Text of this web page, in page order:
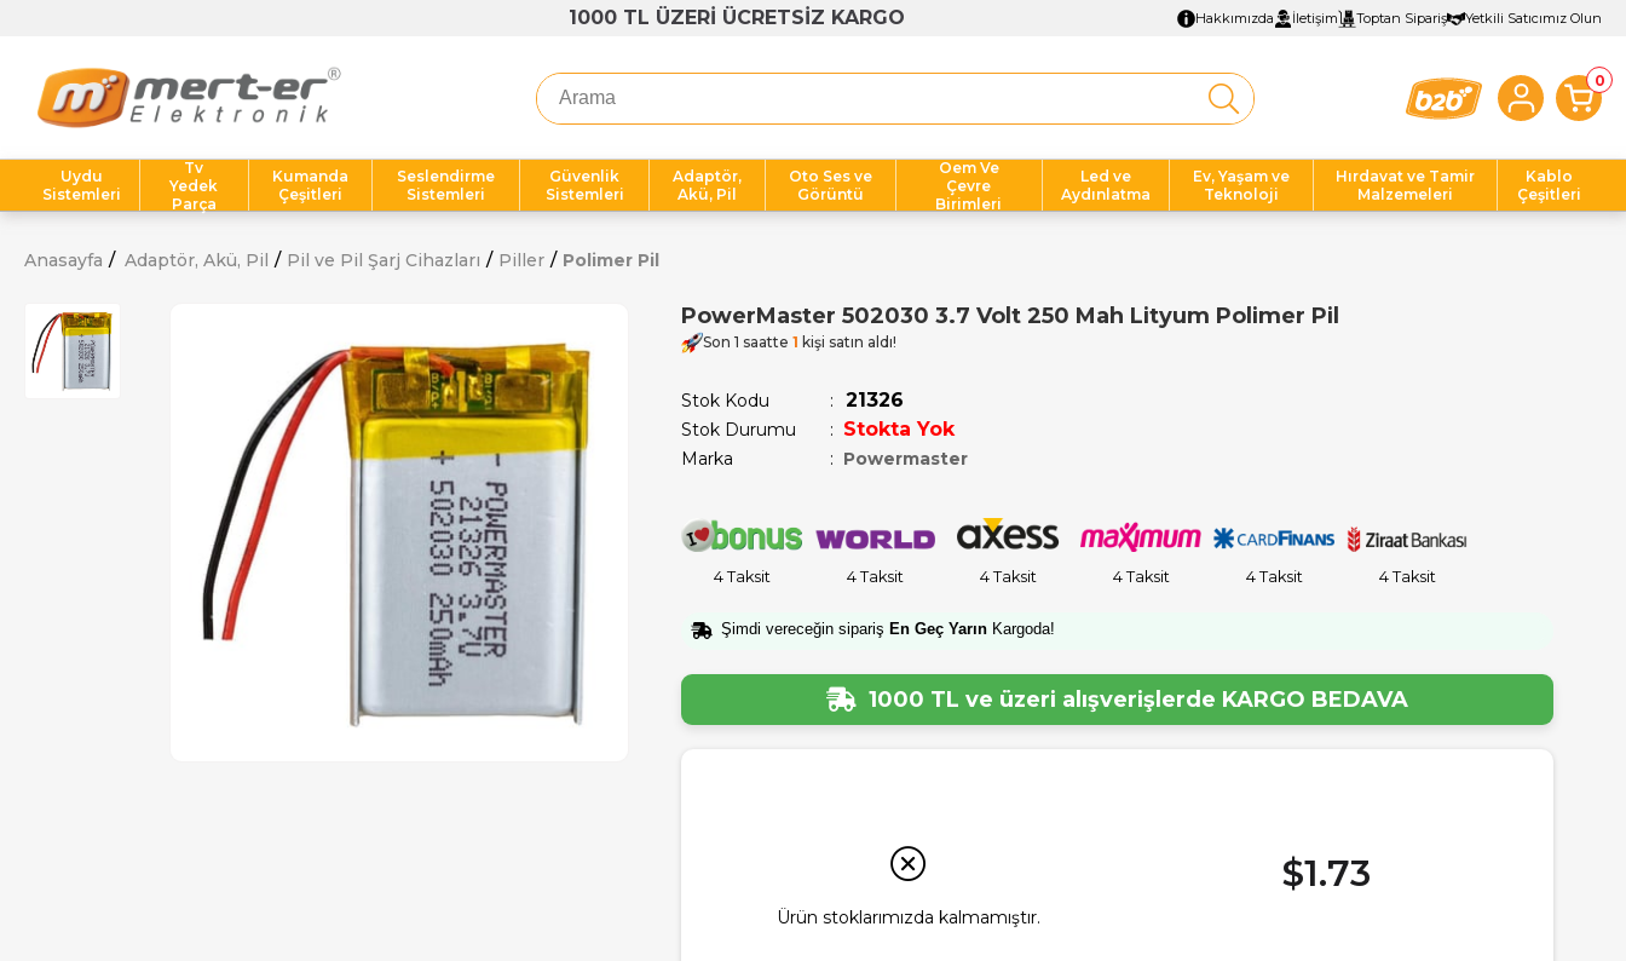
1000 TL ÜZERİ ÜCRETSİZ KARGO Hakkımızda İletişim Toptan Sipariş Yetkili Satıcımız Olun
0
Uydu
Sistemleri
Tv
Yedek
Parça
Kumanda
Çeşitleri
Seslendirme
Sistemleri
Güvenlik
Sistemleri
Adaptör,
Akü, Pil
Oto Ses ve
Görüntü
Oem Ve
Çevre
Birimleri
Led ve
Aydınlatma
Ev, Yaşam ve
Teknoloji
Hırdavat ve Tamir
Malzemeleri
Kablo
Çeşitleri
Anasayfa Adaptör, Akü, Pil Pil ve Pil Şarj Cihazları Piller Polimer Pil
PowerMaster 502030 3.7 Volt 250 Mah Lityum Polimer Pil
Son 1 saatte 1 kişi satın aldı!
Stok Kodu 21326
Stok Durumu : Stokta Yok
Marka : Powermaster
4 Taksit 4 Taksit 4 Taksit 4 Taksit 4 Taksit 4 Taksit
Şimdi vereceğin sipariş En Geç Yarın Kargoda!
1000 TL ve üzeri alışverişlerde KARGO BEDAVA
Ürün stoklarımızda kalmamıştır.
$1.73